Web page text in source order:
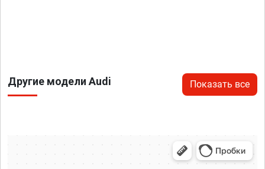
Другие модели Audi Показать все